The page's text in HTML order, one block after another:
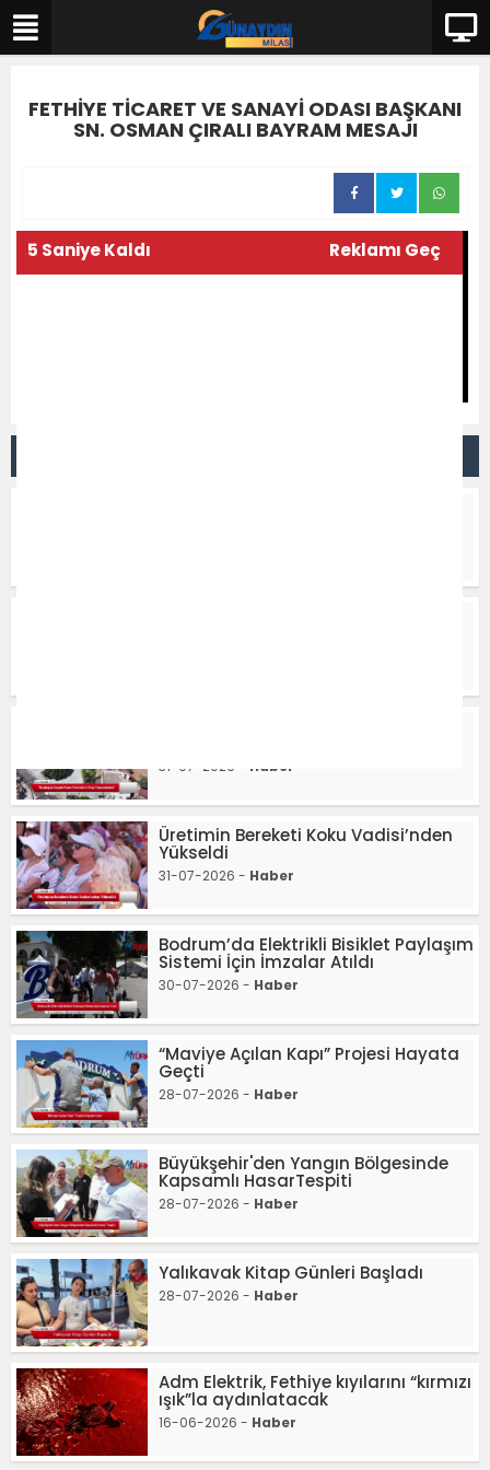
FETHİYE TİCARET VE SANAYİ ODASI BAŞKANI
SN. OSMAN ÇIRALI BAYRAM MESAJI
Reklamı Geç
5 Saniye Kaldı
31-07-2026 - Haber
Üretimin Bereketi Koku Vadisi’nden
Yükseldi
31-07-2026 - Haber
Bodrum’da Elektrikli Bisiklet Paylaşım
Sistemi İçin İmzalar Atıldı
30-07-2026 - Haber
“Maviye Açılan Kapı” Projesi Hayata
Geçti
28-07-2026 - Haber
Büyükşehir'den Yangın Bölgesinde
Kapsamlı HasarTespiti
28-07-2026 - Haber
Yalıkavak Kitap Günleri Başladı
28-07-2026 - Haber
Adm Elektrik, Fethiye kıyılarını “kırmızı
ışık”la aydınlatacak
16-06-2026 - Haber